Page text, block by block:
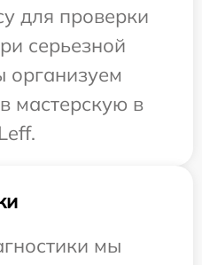
для проверки
серьезной
организуем
мастерскую в
мы